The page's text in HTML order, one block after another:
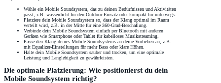
Wähle ein Mobile Soundsystem, das zu deinen Bedürfnissen und Aktivitäten
passt, z.B. wasserdicht für den Outdoor-Einsatz oder kompakt für unterwegs.
Platziere dein Mobile Soundsystem so, dass der Klang optimal im Raum
verteilt wird, z.B. in der Mitte für eine 360-Grad-Beschallung.
Verbinde dein Mobile Soundsystem einfach per Bluetooth mit anderen
Geräten wie Smartphone oder Tablet für kabelloses Musikstreaming.
Passe den Klang deines Mobile Soundsystems an deine Vorlieben an, z.B.
mit Equalizer-Einstellungen für mehr Bass oder klare Höhen.
Halte dein Mobile Soundsystem sauber und trocken, um eine optimale
Leistung und Langlebigkeit zu gewährleisten.
Die optimale Platzierung: Wie positionierst du dein
Mobile Soundsystem richtig?